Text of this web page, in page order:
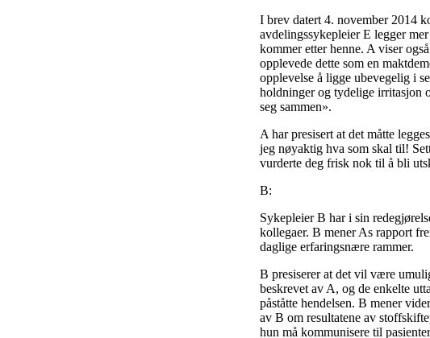
I brev datert 4. november 2014
avdelingssykepleier E legger
kommer etter henne. A viser
opplevede dette som en
opplevelse å ligge ubevegelig i
holdninger og tydelige irritasjon
seg sammen».
A har presisert at det måtte
jeg nøyaktig hva som skal til!
vurderte deg frisk nok til å bli
B:
Sykepleier B har i sin
kollegaer. B mener As rapport
daglige erfaringsnære rammer.
B presiserer at det vil være
beskrevet av A, og de enkelte
påståtte hendelsen. B mener
av B om resultatene av
hun må kommunisere til